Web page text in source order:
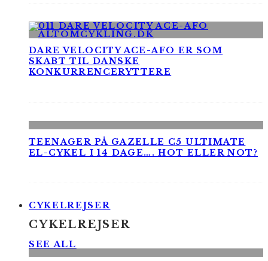
DARE VELOCITY ACE-AFO ER SOM
SKABT TIL DANSKE
KONKURRENCERYTTERE
TEENAGER PÅ GAZELLE C5 ULTIMATE
EL-CYKEL I 14 DAGE…. HOT ELLER NOT?
CYKELREJSER
CYKELREJSER
SEE ALL